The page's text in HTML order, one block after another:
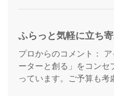
ふらっと気軽に立ち
プロからのコメント：
ーターと創る」をコン
っています。ご予算も